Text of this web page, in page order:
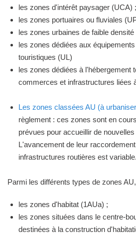
les zones d'intérêt paysager (UCA) ;
les zones portuaires ou fluviales
les zones urbaines de faible densité
les zones dédiées aux
touristiques (UL)
les zones dédiées à l'hébergement
commerces et infrastructures liées
Les zones classées AU (à
règlement : ces zones sont en
prévues pour accueillir de
L'avancement de leur
infrastructures routières est variable.
Parmi les différents types de zones
les zones d'habitat (1AUa) ;
les zones situées dans le centre-
destinées à la construction